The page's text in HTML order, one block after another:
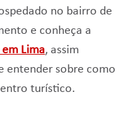
no bairro de
e conheça a
Lima, assim
entender sobre como
turístico.